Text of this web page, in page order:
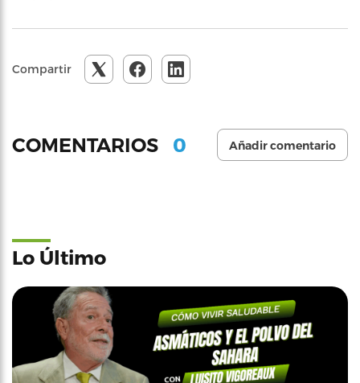
Compartir
COMENTARIOS 0 Añadir comentario
Lo Último